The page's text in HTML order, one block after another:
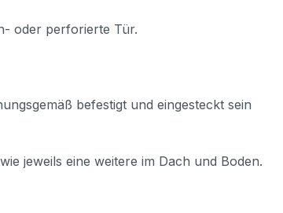
oder perforierte Tür.
befestigt und eingesteckt sein
jeweils eine weitere im Dach und Boden.